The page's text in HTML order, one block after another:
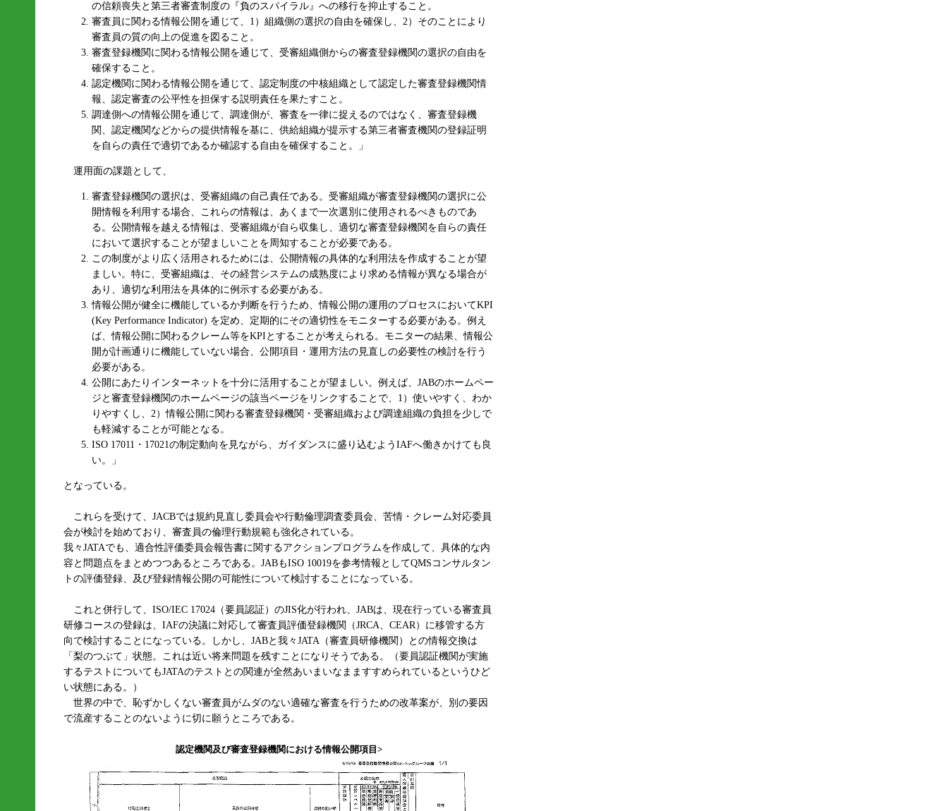
の信頼喪失と第三者審査制度の『負のスパイラル』への移行を抑止すること。
審査員に関わる情報公開を通じて、1）組織側の選択の自由を確保し、2）そのことにより
審査員の質の向上の促進を図ること。
審査登録機関に関わる情報公開を通じて、受審組織側からの審査登録機関の選択の自由を
確保すること。
認定機関に関わる情報公開を通じて、認定制度の中核組織として認定した審査登録機関情
報、認定審査の公平性を担保する説明責任を果たすこと。
調達側への情報公開を通じて、調達側が、審査を一律に捉えるのではなく、審査登録機
関、認定機関などからの提供情報を基に、供給組織が提示する第三者審査機関の登録証明
を自らの責任で適切であるか確認する自由を確保すること。」
運用面の課題として、
審査登録機関の選択は、受審組織の自己責任である。受審組織が審査登録機関の選択に公
開情報を利用する場合、これらの情報は、あくまで一次選別に使用されるべきものであ
る。公開情報を越える情報は、受審組織が自ら収集し、適切な審査登録機関を自らの責任
において選択することが望ましいことを周知することが必要である。
この制度がより広く活用されるためには、公開情報の具体的な利用法を作成することが望
ましい。特に、受審組織は、その経営システムの成熟度により求める情報が異なる場合が
あり、適切な利用法を具体的に例示する必要がある。
情報公開が健全に機能しているか判断を行うため、情報公開の運用のプロセスにおいてKPI
(Key Performance Indicator) を定め、定期的にその適切性をモニターする必要がある。例え
ば、情報公開に関わるクレーム等をKPIとすることが考えられる。モニターの結果、情報公
開が計画通りに機能していない場合、公開項目・運用方法の見直しの必要性の検討を行う
必要がある。
公開にあたりインターネットを十分に活用することが望ましい。例えば、JABのホームペー
ジと審査登録機関のホームページの該当ページをリンクすることで、1）使いやすく、わか
りやすくし、2）情報公開に関わる審査登録機関・受審組織および調達組織の負担を少しで
も軽減することが可能となる。
ISO 17011・17021の制定動向を見ながら、ガイダンスに盛り込むようIAFへ働きかけても良
い。」
となっている。
これらを受けて、JACBでは規約見直し委員会や行動倫理調査委員会、苦情・クレーム対応委員
会が検討を始めており、審査員の倫理行動規範も強化されている。
我々JATAでも、適合性評価委員会報告書に関するアクションプログラムを作成して、具体的な内
容と問題点をまとめつつあるところである。JABもISO 10019を参考情報としてQMSコンサルタン
トの評価登録、及び登録情報公開の可能性について検討することになっている。
これと併行して、ISO/IEC 17024（要員認証）のJIS化が行われ、JABは、現在行っている審査員
研修コースの登録は、IAFの決議に対応して審査員評価登録機関（JRCA、CEAR）に移管する方
向で検討することになっている。しかし、JABと我々JATA（審査員研修機関）との情報交換は
「梨のつぶて」状態。これは近い将来問題を残すことになりそうである。（要員認証機関が実施
するテストについてもJATAのテストとの関連が全然あいまいなまますすめられているというひど
い状態にある。）
世界の中で、恥ずかしくない審査員がムダのない適確な審査を行うための改革案が、別の要因
で流産することのないように切に願うところである。
認定機関及び審査登録機関における情報公開項目>